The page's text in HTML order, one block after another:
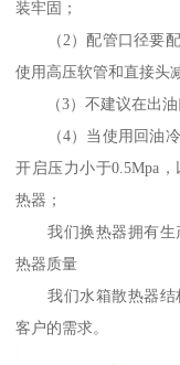
装牢固；
（2）配管口径要配
使用高压软管和直接头
（3）不建议在出油
（4）当使用回油冷
开启压力小于0.5Mpa
热器；
我们换热器拥有生
热器质量
我们水箱散热器结
客户的需求。